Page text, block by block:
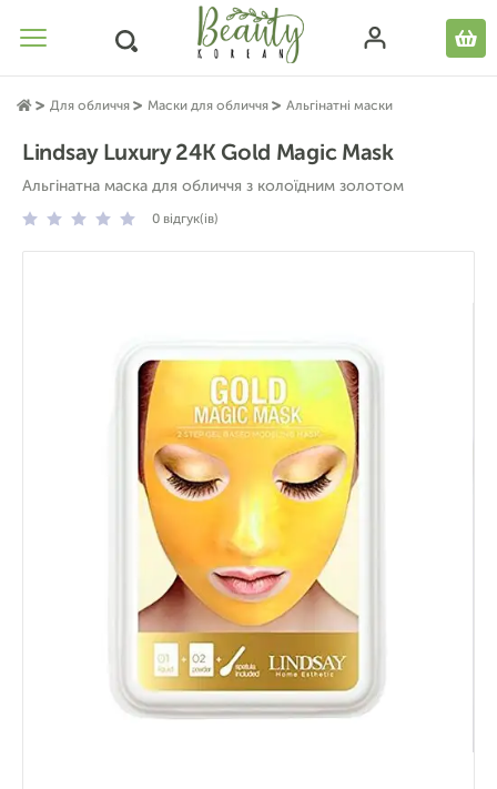
Для обличчя Маски для обличчя Альгінатні маски
Lindsay Luxury 24K Gold Magic Mask
Альгінатна маска для обличчя з колоїдним золотом
0 відгук(ів)